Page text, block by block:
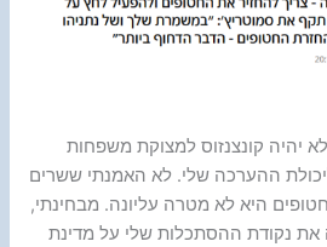
יהיה קונצנזוס למצוקת משפחות
ההערכה שלי. לא האמנתי ששרים
היא לא מטרה עליונה. מבחינתי,
את נקודת ההסתכלות שלי על מדינת